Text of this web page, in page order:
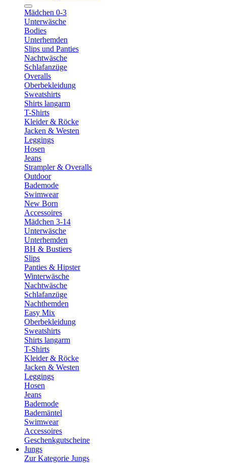
Mädchen 0-3
Unterwäsche
Bodies
Unterhemden
Slips und Panties
Nachtwäsche
Schlafanzüge
Overalls
Oberbekleidung
Sweatshirts
Shirts langarm
T-Shirts
Kleider & Röcke
Jacken & Westen
Leggings
Hosen
Jeans
Strampler & Overalls
Outdoor
Bademode
Swimwear
New Born
Accessoires
Mädchen 3-14
Unterwäsche
Unterhemden
BH & Bustiers
Slips
Panties & Hipster
Winterwäsche
Nachtwäsche
Schlafanzüge
Nachthemden
Easy Mix
Oberbekleidung
Sweatshirts
Shirts langarm
T-Shirts
Kleider & Röcke
Jacken & Westen
Leggings
Hosen
Jeans
Bademode
Bademäntel
Swimwear
Accessoires
Geschenkgutscheine
Jungs
Zur Kategorie Jungs